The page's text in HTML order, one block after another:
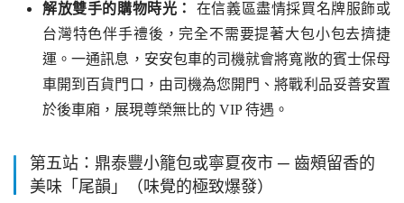
解放雙手的購物時光：
在信義區盡情採買名牌服飾或
台灣特色伴手禮後，完全不需要提著大包小包去擠捷
運。一通訊息，安安包車的司機就會將寬敞的賓士保母
車開到百貨門口，由司機為您開門、將戰利品妥善安置
於後車廂，展現尊榮無比的 VIP 待遇。
第五站：鼎泰豐小籠包或寧夏夜市 ─ 齒頰留香的
美味「尾韻」（味覺的極致爆發）